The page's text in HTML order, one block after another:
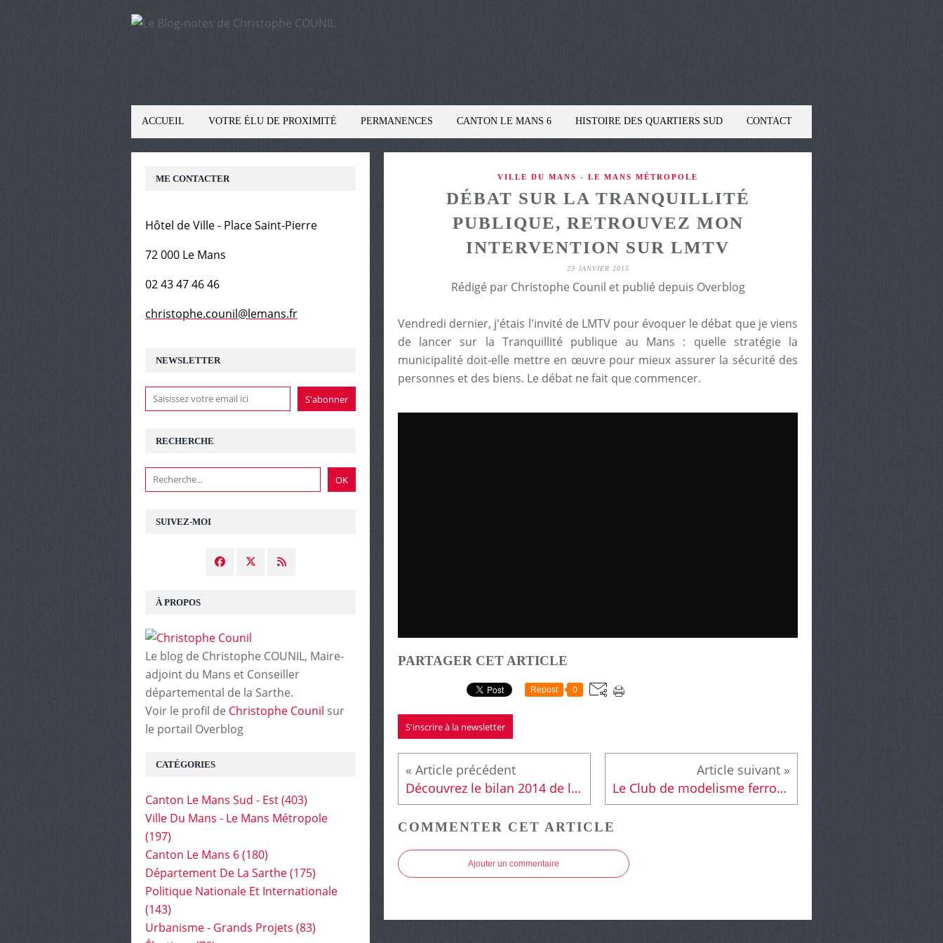
ACCUEIL VOTRE ÉLU DE PROXIMITÉ PERMANENCES CANTON LE MANS 6 HISTOIRE DES QUARTIERS SUD CONTACT
VILLE DU MANS - LE MANS MÉTROPOLE
DÉBAT SUR LA TRANQUILLITÉ
PUBLIQUE, RETROUVEZ MON
INTERVENTION SUR LMTV
23 JANVIER 2015
Rédigé par Christophe Counil et publié depuis Overblog
Vendredi dernier, j'étais l'invité de LMTV pour évoquer le débat que je viens
de lancer sur la Tranquillité publique au Mans : quelle stratégie la
municipalité doit-elle mettre en œuvre pour mieux assurer la sécurité des
personnes et des biens. Le débat ne fait que commencer.
PARTAGER CET ARTICLE
Repost 0
S'inscrire à la newsletter
Découvrez le bilan 2014 de la Stratégie territoriale de sécurité et de prévention de la délinquance de la Ville du Mans Le Club de modelisme ferroviaire du Maine toujours aussi actif dans les Quartiers Sud !
COMMENTER CET ARTICLE
Ajouter un commentaire
NEWSLETTER
SUIVEZ-MOI
RECHERCHE
À PROPOS
Le blog de Christophe COUNIL, Maire-
adjoint du Mans et Conseiller
départemental de la Sarthe.
Voir le profil de Christophe Counil sur
le portail Overblog
CATÉGORIES
Canton Le Mans Sud - Est(403)
Ville Du Mans - Le Mans Métropole
(197)
Canton Le Mans 6(180)
Département De La Sarthe(175)
Politique Nationale Et Internationale
(143)
Urbanisme - Grands Projets (83)
ME CONTACTER
Hôtel de Ville - Place Saint-Pierre
72 000 Le Mans
02 43 47 46 46
christophe.counil@lemans.fr